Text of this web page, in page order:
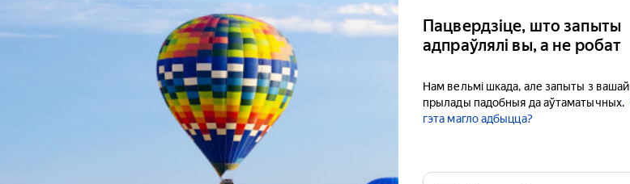
Пацвердзіце, што запыты
адпраўлялі вы, а не робат
Нам вельмі шкада, але запыты з вашай
прылады падобныя да аўтаматычных.
гэта магло адбыцца?